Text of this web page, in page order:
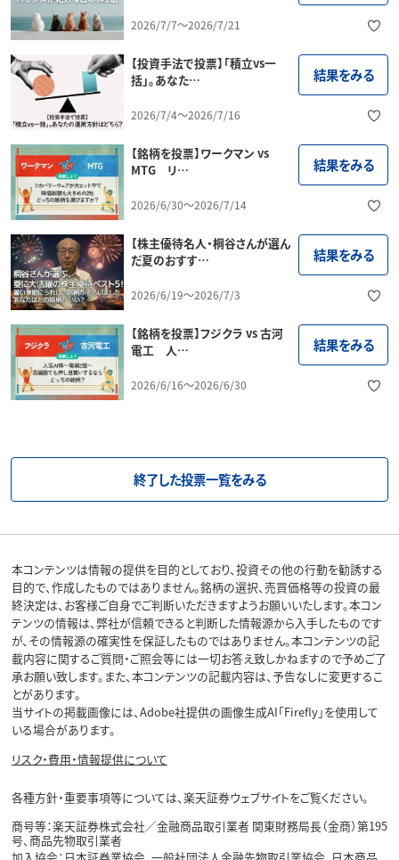
2026/7/7～2026/7/21
【投資手法で投票】「積立vs一
括」。あなた…
2026/7/4～2026/7/16
結果をみる
【銘柄を投票】ワークマン vs
MTG リ…
2026/6/30～2026/7/14
結果をみる
【株主優待名人・桐谷さんが選ん
だ夏のおすす…
2026/6/19～2026/7/3
結果をみる
【銘柄を投票】フジクラ vs 古河
電工 人…
2026/6/16～2026/6/30
結果をみる
終了した投票一覧をみる
本コンテンツは情報の提供を目的としており、投資その他の行動を勧誘する
目的で、作成したものではありません。銘柄の選択、売買価格等の投資の最
終決定は、お客様ご自身でご判断いただきますようお願いいたします。本コン
テンツの情報は、弊社が信頼できると判断した情報源から入手したものです
が、その情報源の確実性を保証したものではありません。本コンテンツの記
載内容に関するご質問・ご照会等には一切お答え致しかねますので予めご了
承お願い致します。また、本コンテンツの記載内容は、予告なしに変更するこ
とがあります。
当サイトの掲載画像には、Adobe社提供の画像生成AI「Firefly」を使用して
いる場合があります。
リスク・費用・情報提供について
各種方針・重要事項等については、楽天証券ウェブサイトをご覧ください。
商号等：楽天証券株式会社／金融商品取引業者 関東財務局長（金商）第195
号、商品先物取引業者